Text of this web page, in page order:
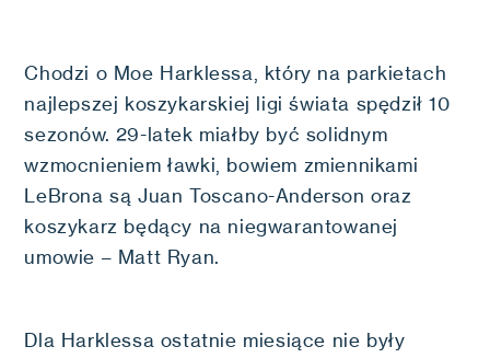
Chodzi o Moe Harklessa, który na parkietach
najlepszej koszykarskiej ligi świata spędził 10
sezonów. 29-latek miałby być solidnym
wzmocnieniem ławki, bowiem zmiennikami
LeBrona są Juan Toscano-Anderson oraz
koszykarz będący na niegwarantowanej
umowie – Matt Ryan.
Dla Harklessa ostatnie miesiące nie były